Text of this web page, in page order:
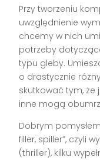
Przy tworzeniu
uwzględnienie
chcemy w nich
potrzeby
typu gleby.
o drastycznie
skutkować tym, że
inne mogą
Dobrym
filler, spiller”, czyli
(thriller), kilku